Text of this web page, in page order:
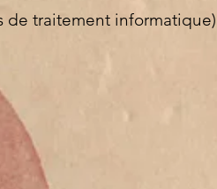
de traitement informatique)